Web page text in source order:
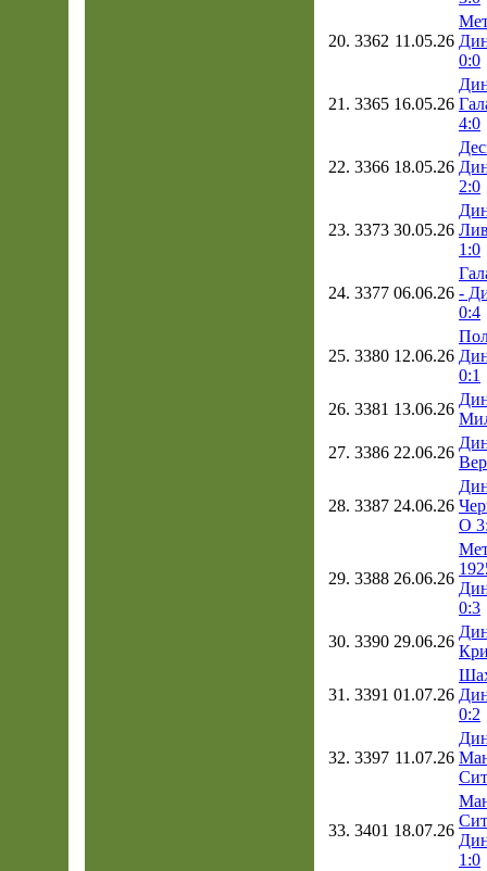
20. 3362 11.05.26
0:0
21. 3365 16.05.26
4:0
22. 3366 18.05.26
2:0
23. 3373 30.05.26
1:0
24. 3377 06.06.26 -
0:4
25. 3380 12.06.26
0:1
26. 3381 13.06.26
27. 3386 22.06.26
28. 3387 24.06.26
О
29. 3388 26.06.26
0:3
30. 3390 29.06.26
31. 3391 01.07.26
0:2
32. 3397 11.07.26
33. 3401 18.07.26
1:0